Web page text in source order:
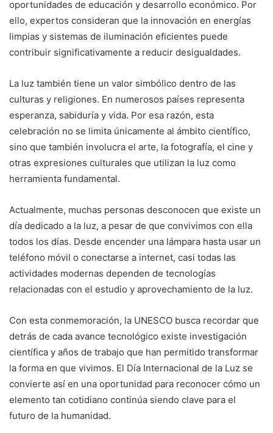
oportunidades de educación y desarrollo económico. Por
ello, expertos consideran que la innovación en energías
limpias y sistemas de iluminación eficientes puede
contribuir significativamente a reducir desigualdades.
La luz también tiene un valor simbólico dentro de las
culturas y religiones. En numerosos países representa
esperanza, sabiduría y vida. Por esa razón, esta
celebración no se limita únicamente al ámbito científico,
sino que también involucra el arte, la fotografía, el cine y
otras expresiones culturales que utilizan la luz como
herramienta fundamental.
Actualmente, muchas personas desconocen que existe un
día dedicado a la luz, a pesar de que convivimos con ella
todos los días. Desde encender una lámpara hasta usar un
teléfono móvil o conectarse a internet, casi todas las
actividades modernas dependen de tecnologías
relacionadas con el estudio y aprovechamiento de la luz.
Con esta conmemoración, la UNESCO busca recordar que
detrás de cada avance tecnológico existe investigación
científica y años de trabajo que han permitido transformar
la forma en que vivimos. El Día Internacional de la Luz se
convierte así en una oportunidad para reconocer cómo un
elemento tan cotidiano continúa siendo clave para el
futuro de la humanidad.